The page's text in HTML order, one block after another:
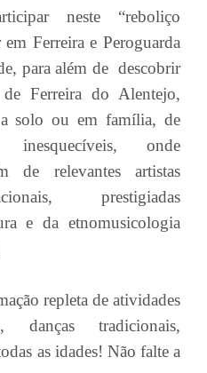
neste “reboliço
Ferreira e Peroguarda
para além de descobrir
Ferreira do Alentejo,
solo ou em família, de
inesquecíveis, onde
de relevantes artistas
prestigiadas
e da etnomusicologia
repleta de atividades
danças tradicionais,
as idades! Não falte a